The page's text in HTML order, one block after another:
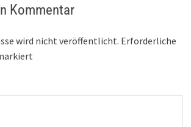
Kommentar
wird nicht veröffentlicht. Erforderliche